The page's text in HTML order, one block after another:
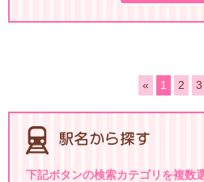
« 1 2 3
下記ボタンの検索カテゴリを複数